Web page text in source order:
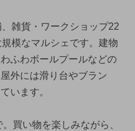
雑貨・ワークショップ22
模なマルシェです。建物
ふわボールプールなどの
外には滑り台やブラン
います。
買い物を楽しみながら、